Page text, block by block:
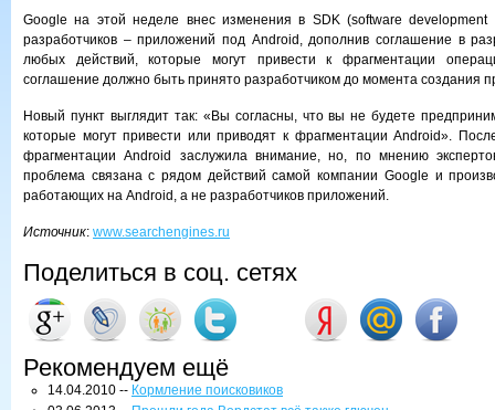
Google на этой неделе внес изменения в SDK (software development
разработчиков – приложений под Android, дополнив соглашение в
любых действий, которые могут привести к фрагментации
соглашение должно быть принято разработчиком до момента создания
Новый пункт выглядит так: «Вы согласны, что вы не будете
которые могут привести или приводят к фрагментации Android».
фрагментации Android заслужила внимание, но, по мнению
проблема связана с рядом действий самой компании Google и
работающих на Android, а не разработчиков приложений.
Источник: www.searchengines.ru
Поделиться в соц. сетях
Рекомендуем ещё
14.04.2010 -- Кормление поисковиков